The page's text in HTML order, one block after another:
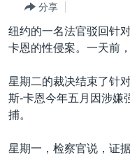
容
到
导
跳
转
港澳
国际
印太
经济·金融·贸易
美中关系
热点专题
分享
纽约的一名法官驳回针
卡恩的性侵案。一天前
星期二的裁决结束了针
斯-卡恩今年五月因涉嫌
捕。
星期一，检察官说，证